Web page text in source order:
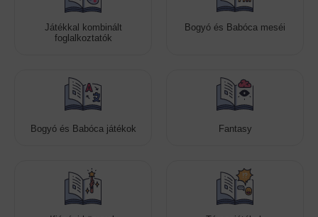
Játékkal kombinált
foglalkoztatók
Bogyó és Babóca meséi
Bogyó és Babóca játékok Fantasy